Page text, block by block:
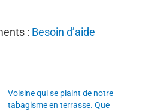
: Besoin d’aide
Voisine qui se plaint de notre
tabagisme en terrasse. Que